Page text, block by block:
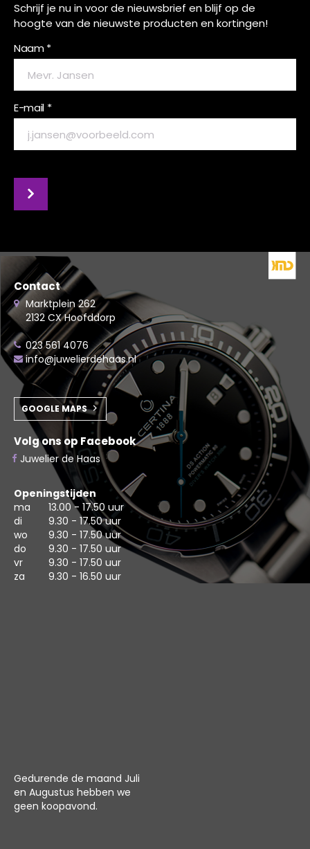
Schrijf je nu in voor de nieuwsbrief en blijf op de
hoogte van de nieuwste producten en kortingen!
Naam *
E-mail *
Contact
Marktplein 262
2132 CX Hoofddorp
023 561 4076
info@juwelierdehaas.nl
GOOGLE MAPS
Volg ons op Facebook
Juwelier de Haas
Openingstijden
ma
13.00 - 17.50 uur
di
9.30 - 17.50 uur
wo
9.30 - 17.50 uur
do
9.30 - 17.50 uur
vr
9.30 - 17.50 uur
za
9.30 - 16.50 uur
Gedurende de maand Juli
en Augustus hebben we
geen koopavond.